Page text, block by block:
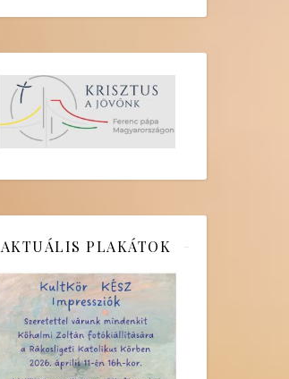
AKTUÁLIS PLAKÁTOK